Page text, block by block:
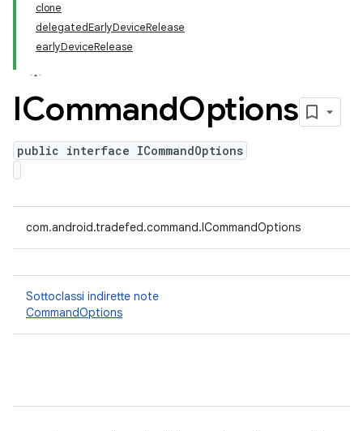
clone
delegatedEarlyDeviceRelease
earlyDeviceRelease
ICommandOptions
public interface ICommandOptions
com.android.tradefed.command.ICommandOptions
Sottoclassi indirette note
CommandOptions